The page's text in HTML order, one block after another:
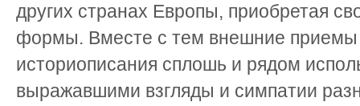
других странах Европы, приобретая
формы. Вместе с тем внешние приемы
историописания сплошь и рядом
выражавшими взгляды и симпатии